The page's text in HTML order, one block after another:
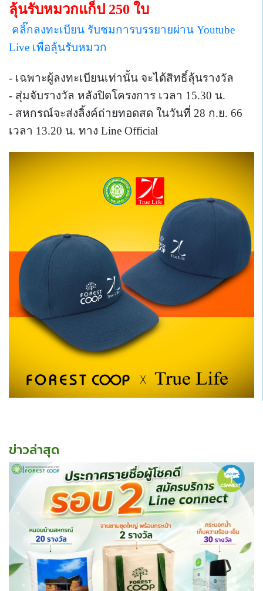
ลุ้นรับหมวกแก็ป 250 ใบ
คลิ๊กลงทะเบียน รับชมการบรรยายผ่าน Youtube
Live เพื่อลุ้นรับหมวก
- เฉพาะผู้ลงทะเบียนเท่านั้น จะได้สิทธิ์ลุ้นรางวัล
- สุ่มจับรางวัล หลังปิดโครงการ เวลา 15.30 น.
- สหกรณ์จะส่งลิ้งค์ถ่ายทอดสด ในวันที่ 28 ก.ย. 66
เวลา 13.20 น. ทาง Line Official
ข่าวล่าสุด